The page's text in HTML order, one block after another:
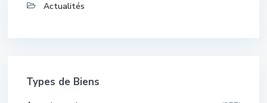
Actualités
Types de Biens